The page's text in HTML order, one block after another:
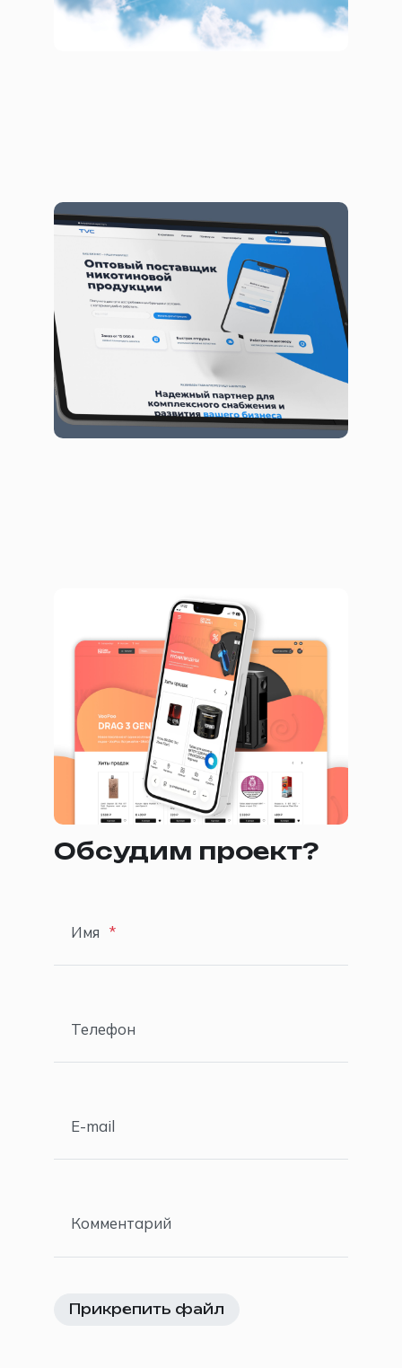
Комплексное e-commerce
решение с элементами ЭДО и CRM
Сайты Сервисы
Цифровая витрина оффлайн-
сети, которая цепляет взгляд
Интернет-магазины
Обсудим проект?
Имя
Телефон
E-mail
Комментарий
Прикрепить файл